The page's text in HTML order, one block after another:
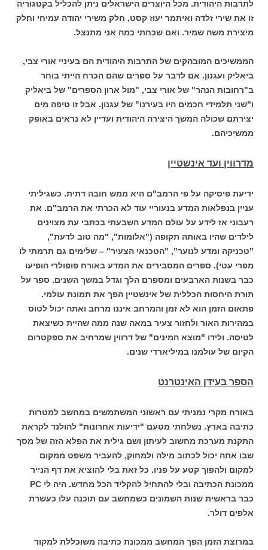
לתרבות היהודית. מכל היוצרים הישראלים ניתן להכליל בקטגוריה
זו את שירי זלדה ואיתמר יעוז קסט, חלק משירי יהודה עמיחי וחלק
מיצירת משה שמיר. ואם שכחתי כמה אני מתנצל.
הממשיכים המובהקים של התרבות היהודית הם בעיניי אורי צבי,
ביאליק ועגנון. אם לדבר על ספרים שהם הכרח הייתי בוחר
ב"רחובות הנהר" של אורי צבי, "מול ארון הספרים" של ביאליק
ו"שני תלמידי חכמים היו בעירנו" של עגנון. אבל זו טיפה מים
יצירתם שכולה המשך היצירה היהודית ועדיין לא נראים באופק
ממשיכיהם.
מדרווין ועד אינשטיין
ידיעת פיסיקה על פי הרמב"ם היא ממש חובה דתית. כשגיליתי
עניין בנפלאות המדע בנעוריי עוד לא הכרתי את הרמב"ם. את
רעבוני אז לידע על עולם המדע השבעתי בכתבי עת מצוינים
לילדים שהיו באותה תקופה ("אלומות", "מה טוב לדעת",
"טכניקה ומדע לנוער", "הטכנאי הצעיר" – שלימים גם תרמתי לו
מפרי עטי). ספרים המסבירים את המדע באורח פופולרי הופיעו
כבר בשנות הארבעים ומספרם הלך וגדל במשך השנים. ספר על
תורת היחסות הכללית של אינשטיין הפך את תמונת עולמי.
פתאום הזמן הוא לא זמן והמרחב איננו מרחב ואתה יכול לטוס
במהירות האור ולחזור צעיר במאה שנה ממה שהיית כשיצאת
לטיסה. ולידו "מוצא המינים" של דרווין שמרחיב את ספקטרום
הקיום של עולמנו במיליארדי שנים.
הספר בעידן האינטרנט
באורח מקרי נמניתי עם ראשוני המשתמשים במחשב למטרות
כתיבה בארץ. נשלחתי מטעם "ידיעות אחרונות" להולנד לקראת
התקנת מערכת מחשוב לעיתון ושם גילית את הפלא הזה של מסך
שבו אתה יכול לכתוב מילה ולמחוק, להעביר משפט ממקום
למקום ולהפוך קטע על פניו. כל זאת בלי להוציא את דף הנייר
ממכונת הכתיבה ובלי להתחיל להקליד הכל מחדש. היה לי PC
כבר בראשית שנות השמונים כשמחשב עם תוכנה עלו כעשרת
אלפים דולר.
במרוצת הזמן הפך המחשב ממכונת כתיבה משוכללת למקור